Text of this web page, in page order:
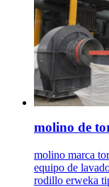
molino de
molino marca
equipo de
rodillo erweka